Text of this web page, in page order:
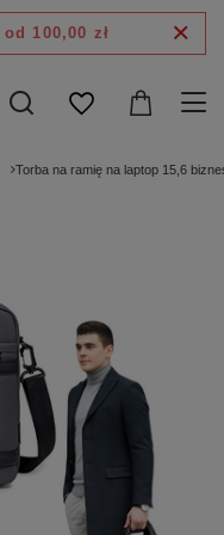
od 100,00 zł
Torba na ramię na laptop 15,6